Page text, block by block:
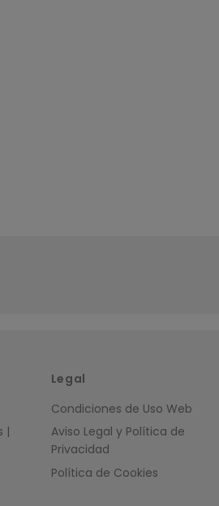
|
Legal
Condiciones de Uso Web
Aviso Legal y Política de
Privacidad
Política de Cookies